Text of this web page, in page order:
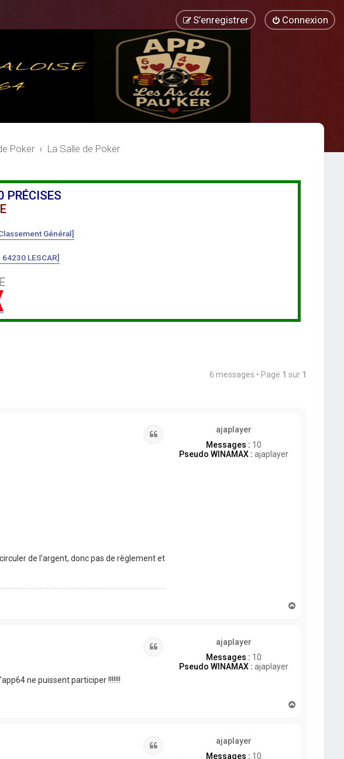
Connexion
S’enregistrer
Poker La Salle de Poker
PRÉCISES
Général]
LESCAR]
6 messages • Page 1 sur 1
ajaplayer
Messages : 10
Pseudo WINAMAX : ajaplayer
de l'argent, donc pas de règlement et
ajaplayer
Messages : 10
Pseudo WINAMAX : ajaplayer
ne puissent participer !!!!!!!
ajaplayer
Messages : 10